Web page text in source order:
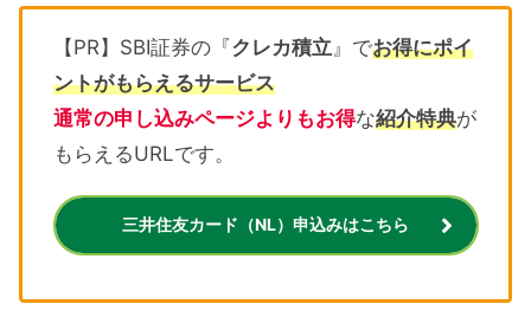
【PR】SBI証券の『クレカ積立 』でお得にポイ
ントがもらえるサービス
通常の申し込みページよりもお得な紹介特典が
もらえるURLです。
三井住友カード（NL）申込みはこちら